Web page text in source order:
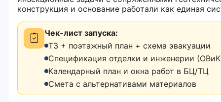
конструкция и основание работали как единая
Чек-лист запуска:
ТЗ + поэтажный план + схема эвакуации
Спецификация отделки и инженерии
Календарный план и окна работ в БЦ/ТЦ
Смета с альтернативами материалов